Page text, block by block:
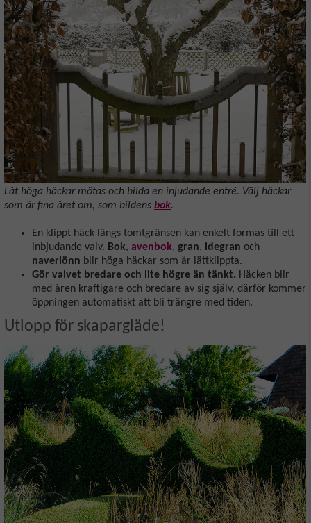
Låt höga häckar mötas och bilda en injudande entré. Välj häckar
som är fina året om, som bildens bok.
En klippt häck längs tomtgränsen kan enkelt formas till ett
inbjudande valv. Bok, avenbok, gran, idegran och
naverlönn blir höga häckar som är lättklippta.
Gör valvet bredare och lite högre än tänkt. Häcken blir
med åren kraftigare och bredare av sig själv, därför kommer
öppningen automatiskt att bli trängre med tiden.
Utlopp för skapargläde!